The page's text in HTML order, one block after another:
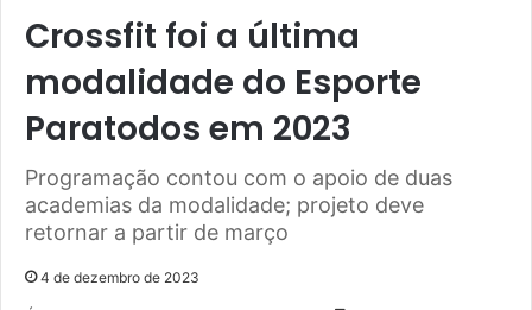
Crossfit foi a última
modalidade do Esporte
Paratodos em 2023
Programação contou com o apoio de duas
academias da modalidade; projeto deve
retornar a partir de março
4 de dezembro de 2023